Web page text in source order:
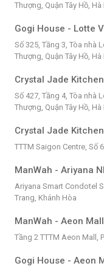
Thượng, Quận Tây Hồ, Hà
Gogi House - Lotte
Số 325, Tầng 3, Tòa nhà
Thượng, Quận Tây Hồ, Hà
Crystal Jade
Số 427, Tầng 4, Tòa nhà
Thượng, Quận Tây Hồ, Hà
Crystal Jade
TTTM Saigon Centre, Số
ManWah - Ariyana
Ariyana Smart Condotel
Trang, Khánh Hòa
ManWah - Aeon
Tầng 2 TTTM Aeon Mall,
Gogi House - Aeon